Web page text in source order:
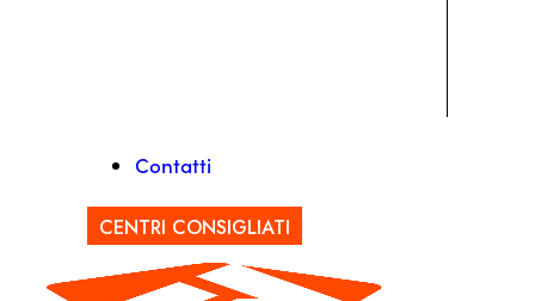
Contatti
CENTRI CONSIGLIATI